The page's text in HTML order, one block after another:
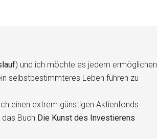
) und ich möchte es jedem ermöglichen
selbstbestimmteres Leben führen zu
einen extrem günstigen Aktienfonds
Buch Die Kunst des Investierens